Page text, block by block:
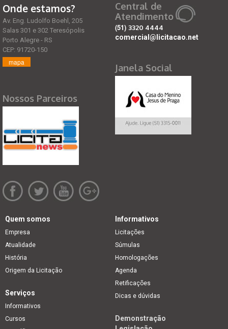
Onde estamos?
Av. Eng. Ludolfo Boehl, 205
Salas 301 e 302 Teresópolis
Porto Alegre - RS
CEP: 91720-150
mapa
Nossos Parceiros
Central de
Atendimento
(51) 3320 4444
comercial@licitacao.net
Janela Social
Quem somos
Empresa
Atualidade
História
Origem da Licitação
Informativos
Licitações
Súmulas
Homologações
Agenda
Retificações
Dicas e dúvidas
Serviços
Informativos
Cursos
Demonstração